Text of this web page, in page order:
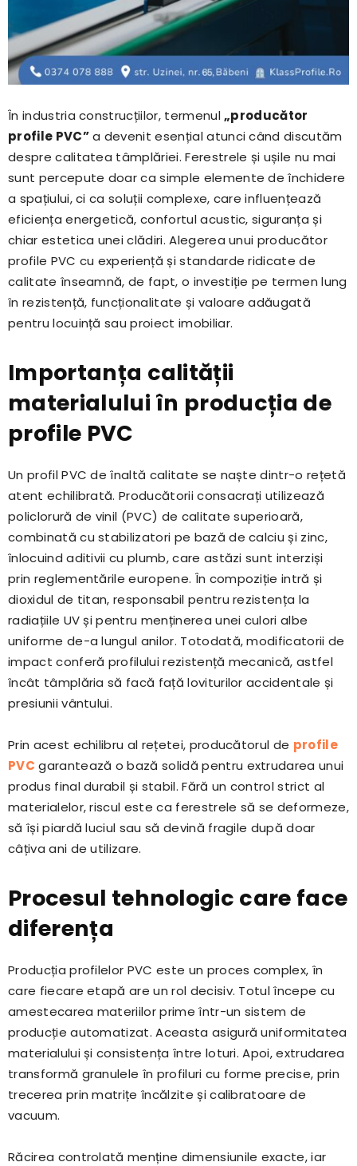
În industria construcțiilor, termenul„producător
profile PVC”a devenit esențial atunci când discutăm
despre calitatea tâmplăriei. Ferestrele și ușile nu mai
sunt percepute doar ca simple elemente de închidere
a spațiului, ci ca soluții complexe, care influențează
eficiența energetică, confortul acustic, siguranța și
chiar estetica unei clădiri. Alegerea unui producător
profile PVC cu experiență și standarde ridicate de
calitate înseamnă, de fapt, o investiție pe termen lung
în rezistență, funcționalitate și valoare adăugată
pentru locuință sau proiect imobiliar.
Importanța calității
materialului în producția de
profile PVC
Un profil PVC de înaltă calitate se naște dintr-o rețetă
atent echilibrată. Producătorii consacrați utilizează
policlorură de vinil (PVC) de calitate superioară,
combinată cu stabilizatori pe bază de calciu și zinc,
înlocuind aditivii cu plumb, care astăzi sunt interziși
prin reglementările europene. În compoziție intră și
dioxidul de titan, responsabil pentru rezistența la
radiațiile UV și pentru menținerea unei culori albe
uniforme de-a lungul anilor. Totodată, modificatorii de
impact conferă profilului rezistență mecanică, astfel
încât tâmplăria să facă față loviturilor accidentale și
presiunii vântului.
Prin acest echilibru al rețetei, producătorul de profile
PVC garantează o bază solidă pentru extrudarea unui
produs final durabil și stabil. Fără un control strict al
materialelor, riscul este ca ferestrele să se deformeze,
să își piardă luciul sau să devină fragile după doar
câțiva ani de utilizare.
Procesul tehnologic care face
diferența
Producția profilelor PVC este un proces complex, în
care fiecare etapă are un rol decisiv. Totul începe cu
amestecarea materiilor prime într-un sistem de
producție automatizat. Aceasta asigură uniformitatea
materialului și consistența între loturi. Apoi, extrudarea
transformă granulele în profiluri cu forme precise, prin
trecerea prin matrițe încălzite și calibratoare de
vacuum.
Răcirea controlată menține dimensiunile exacte, iar